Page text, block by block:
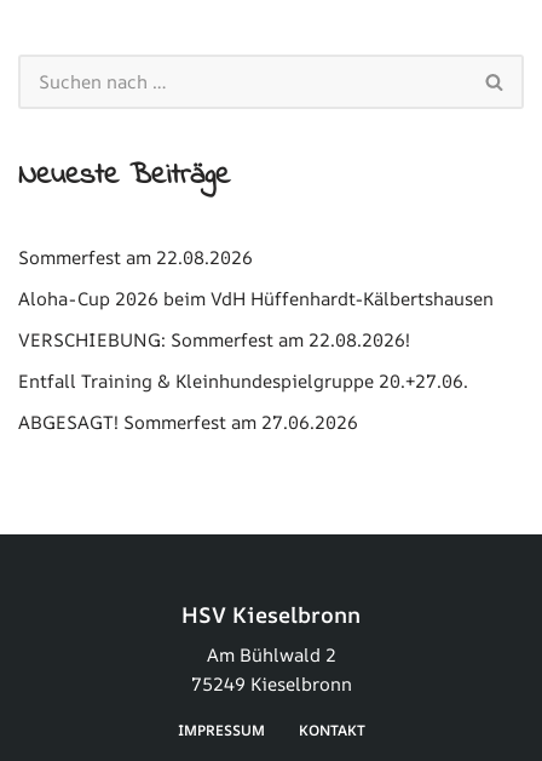
Neueste Beiträge
Sommerfest am 22.08.2026
Aloha-Cup 2026 beim VdH Hüffenhardt-Kälbertshausen
VERSCHIEBUNG: Sommerfest am 22.08.2026!
Entfall Training & Kleinhundespielgruppe 20.+27.06.
ABGESAGT! Sommerfest am 27.06.2026
HSV Kieselbronn
Am Bühlwald 2
75249 Kieselbronn
IMPRESSUM KONTAKT